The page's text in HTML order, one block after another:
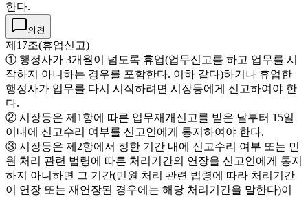
한다.
의견
제17조(휴업신고)
① 행정사가 3개월이 넘도록 휴업(업무신고를 하고 업무를 시
작하지 아니하는 경우를 포함한다. 이하 같다)하거나 휴업한
행정사가 업무를 다시 시작하려면 시장등에게 신고하여야 한
다.
② 시장등은 제1항에 따른 업무재개신고를 받은 날부터 15일
이내에 신고수리 여부를 신고인에게 통지하여야 한다.
③ 시장등은 제2항에서 정한 기간 내에 신고수리 여부 또는 민
원 처리 관련 법령에 따른 처리기간의 연장을 신고인에게 통지
하지 아니하면 그 기간(민원 처리 관련 법령에 따라 처리기간
이 연장 또는 재연장된 경우에는 해당 처리기간을 말한다)이